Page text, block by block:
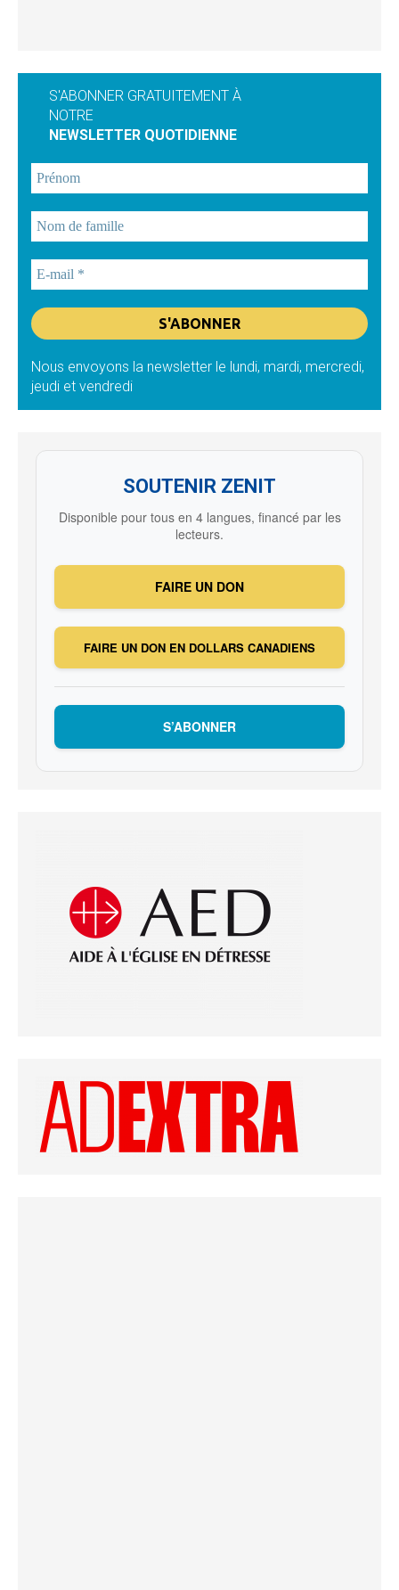
S'ABONNER GRATUITEMENT À
NOTRE
NEWSLETTER QUOTIDIENNE
Nous envoyons la newsletter le lundi, mardi, mercredi,
jeudi et vendredi
SOUTENIR ZENIT
Disponible pour tous en 4 langues, financé par les
lecteurs.
FAIRE UN DON
FAIRE UN DON EN DOLLARS CANADIENS
S’ABONNER